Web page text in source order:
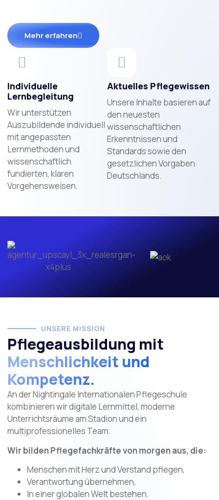
Mehr erfahren
Individuelle
Lernbegleitung
Wir unterstützen
Auszubildende individuell
mit angepassten
Lernmethoden und
wissenschaftlich
fundierten, klaren
Vorgehensweisen.
Aktuelles Pflegewissen
Unsere Inhalte basieren auf
den neuesten
wissenschaftlichen
Erkenntnissen und
Standards sowie den
gesetzlichen Vorgaben
Deutschlands.
UNSERE MISSION
Pflegeausbildung mit
Menschlichkeit und
Kompetenz.
An der Nightingale Internationalen Pflegeschule
kombinieren wir digitale Lernmittel, moderne
Unterrichtsräume am Stadion und ein
multiprofessionelles Team.
Wir bilden Pflegefachkräfte von morgen aus, die:
Menschen mit Herz und Verstand pflegen,
Verantwortung übernehmen,
In einer globalen Welt bestehen.